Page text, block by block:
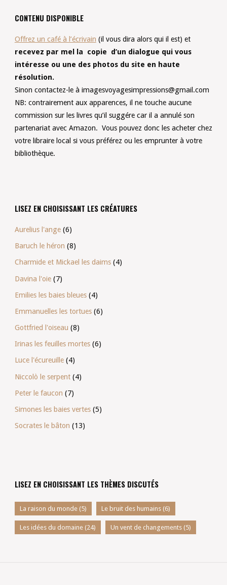
CONTENU DISPONIBLE
Offrez un café à l’écrivain (il vous dira alors qui il est) et
recevez par mel la copie d’un dialogue qui vous
intéresse ou une des photos du site en haute
résolution.
Sinon contactez-le à imagesvoyagesimpressions@gmail.com
NB: contrairement aux apparences, il ne touche aucune
commission sur les livres qu’il suggére car il a annulé son
partenariat avec Amazon. Vous pouvez donc les acheter chez
votre libraire local si vous préférez ou les emprunter à votre
bibliothèque.
LISEZ EN CHOISISSANT LES CRÉATURES
Aurelius l'ange(6)
Baruch le héron (8)
Charmide et Mickael les daims(4)
Davina l'oie(7)
Emilies les baies bleues(4)
Emmanuelles les tortues(6)
Gottfried l'oiseau (8)
Irinas les feuilles mortes(6)
Luce l'écureuille(4)
Niccolò le serpent(4)
Peter le faucon (7)
Simones les baies vertes(5)
Socrates le bâton (13)
LISEZ EN CHOISISSANT LES THÈMES DISCUTÉS
La raison du monde(5) Le bruit des humains(6)
Les idées du domaine(24) Un vent de changements(5)